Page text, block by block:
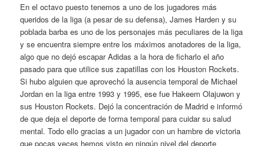
En el octavo puesto tenemos a uno de los jugadores más
queridos de la liga (a pesar de su defensa), James Harden y su
poblada barba es uno de los personajes más peculiares de la liga
y se encuentra siempre entre los máximos anotadores de la liga,
algo que no dejó escapar Adidas a la hora de ficharlo el año
pasado para que utilice sus zapatillas con los Houston Rockets.
Si hubo alguien que aprovechó la ausencia temporal de Michael
Jordan en la liga entre 1993 y 1995, ese fue Hakeem Olajuwon y
sus Houston Rockets. Dejó la concentración de Madrid e informó
de que deja el deporte de forma temporal para cuidar su salud
mental. Todo ello gracias a un jugador con un hambre de victoria
que pocas veces hemos visto en ningún nivel del deporte